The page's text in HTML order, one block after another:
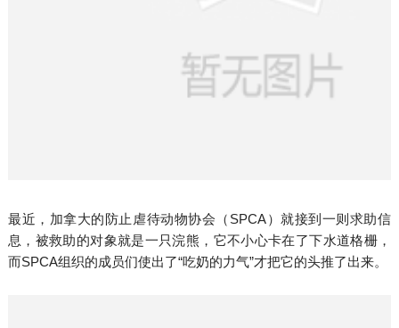
最近，加拿大的防止虐待动物协会（SPCA）就接到一则求助信
息，被救助的对象就是一只浣熊，它不小心卡在了下水道格栅，
而SPCA组织的成员们使出了“吃奶的力气”才把它的头推了出来。